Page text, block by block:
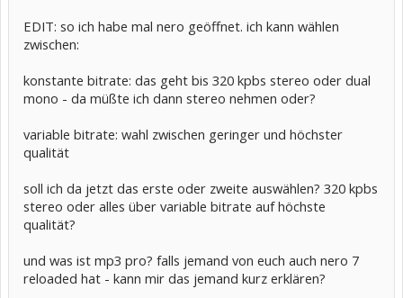
EDIT: so ich habe mal nero geöffnet. ich kann wählen
zwischen:
konstante bitrate: das geht bis 320 kpbs stereo oder dual
mono - da müßte ich dann stereo nehmen oder?
variable bitrate: wahl zwischen geringer und höchster
qualität
soll ich da jetzt das erste oder zweite auswählen? 320 kpbs
stereo oder alles über variable bitrate auf höchste
qualität?
und was ist mp3 pro? falls jemand von euch auch nero 7
reloaded hat - kann mir das jemand kurz erklären?